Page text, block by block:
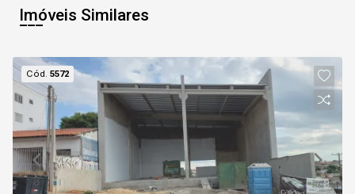
Imóveis Similares
Cód.5572